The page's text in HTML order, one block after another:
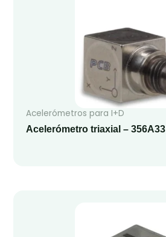
Acelerómetros para I+D
Acelerómetro triaxial – 356A33